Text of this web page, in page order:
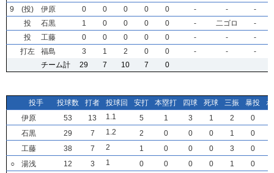
9
(投) 伊原 0 0 0 0 0 - -
-
投
石黒 1 0 0 0 0 - 二ゴロ
-
投
工藤 0 0 0 0 0 - -
-
打左
福島 3 1 2 0 0 - -
-
チーム計
29 7 10 7 0
9
(投) 伊原 0 0 0 0 0 - -
-
投
石黒 1 0 0 0 0 - 二ゴロ
-
投
工藤 0 0 0 0 0 - -
-
打左
福島 3 1 2 0 0 - -
-
チーム計
29 7 10 7 0
9
(投) 伊原 0 0 0 0 0 - -
-
投
石黒 1 0 0 0 0 - 二ゴロ
-
投
工藤 0 0 0 0 0 - -
-
打左
福島 3 1 2 0 0 - -
-
チーム計
29 7 10 7 0
9
(投) 伊原 0 0 0 0 0 - -
-
投
石黒 1 0 0 0 0 - 二ゴロ
-
投
工藤 0 0 0 0 0 - -
-
打左
福島 3 1 2 0 0 - -
-
チーム計
29 7 10 7 0
投手 投球数 打者 投球回 安打 本塁打 四球 死球 三振 暴投
伊原
53 13 1.1 5 1 3 1 2
0
石黒
29 7 1.2 2 0 0 0 1
0
工藤
38 7 2 1 0 0 0 3
0
○
湯浅 12 3 1 0 0 0 0 1
0
投手 投球数 打者 投球回 安打 本塁打 四球 死球 三振 暴投
伊原
53 13 1.1 5 1 3 1 2
0
石黒
29 7 1.2 2 0 0 0 1
0
工藤
38 7 2 1 0 0 0 3
0
○
湯浅 12 3 1 0 0 0 0 1
0
投手 投球数 打者 投球回 安打 本塁打 四球 死球 三振 暴投
伊原
53 13 1.1 5 1 3 1 2
0
石黒
29 7 1.2 2 0 0 0 1
0
工藤
38 7 2 1 0 0 0 3
0
○
湯浅 12 3 1 0 0 0 0 1
0
投手 投球数 打者 投球回 安打 本塁打 四球 死球 三振 暴投
伊原
53 13 1.1 5 1 3 1 2
0
石黒
29 7 1.2 2 0 0 0 1
0
工藤
38 7 2 1 0 0 0 3
0
○
湯浅 12 3 1 0 0 0 0 1
0